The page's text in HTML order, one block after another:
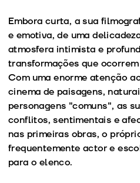
Embora curta, a sua
e emotiva, de uma
atmosfera intimista e
transformações que
Com uma enorme atenção
cinema de paisagens,
personagens "comuns", as
conflitos, sentimentais e
nas primeiras obras, o
frequentemente actor e
para o elenco.